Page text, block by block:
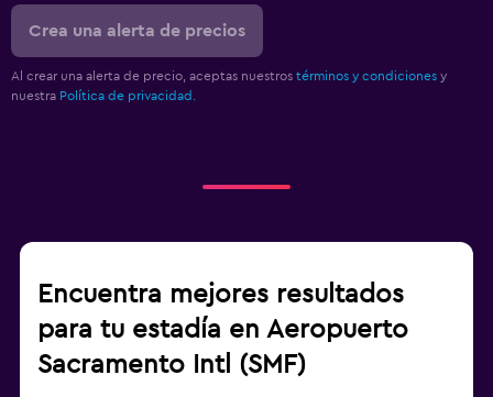
Crea una alerta de precios
Al crear una alerta de precio, aceptas nuestros términos y condiciones y
nuestra Política de privacidad.
Encuentra mejores resultados
para tu estadía en Aeropuerto
Sacramento Intl (SMF)